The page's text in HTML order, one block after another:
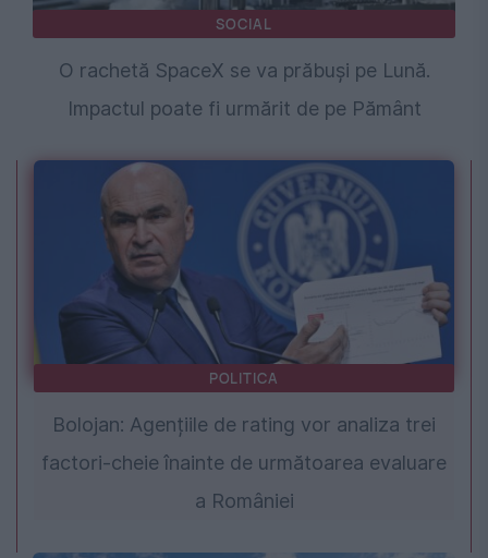
SOCIAL
O rachetă SpaceX se va prăbuși pe Lună.
Impactul poate fi urmărit de pe Pământ
POLITICA
Bolojan: Agențiile de rating vor analiza trei
factori-cheie înainte de următoarea evaluare
a României